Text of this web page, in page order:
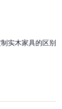
实木家具的区别